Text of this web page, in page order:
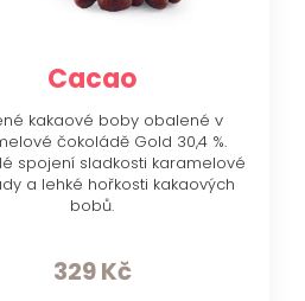
Cacao
kakaové boby obalené v
čokoládě Gold 30,4 %.
spojení sladkosti karamelové
a lehké hořkosti kakaových
bobů.
329Kč